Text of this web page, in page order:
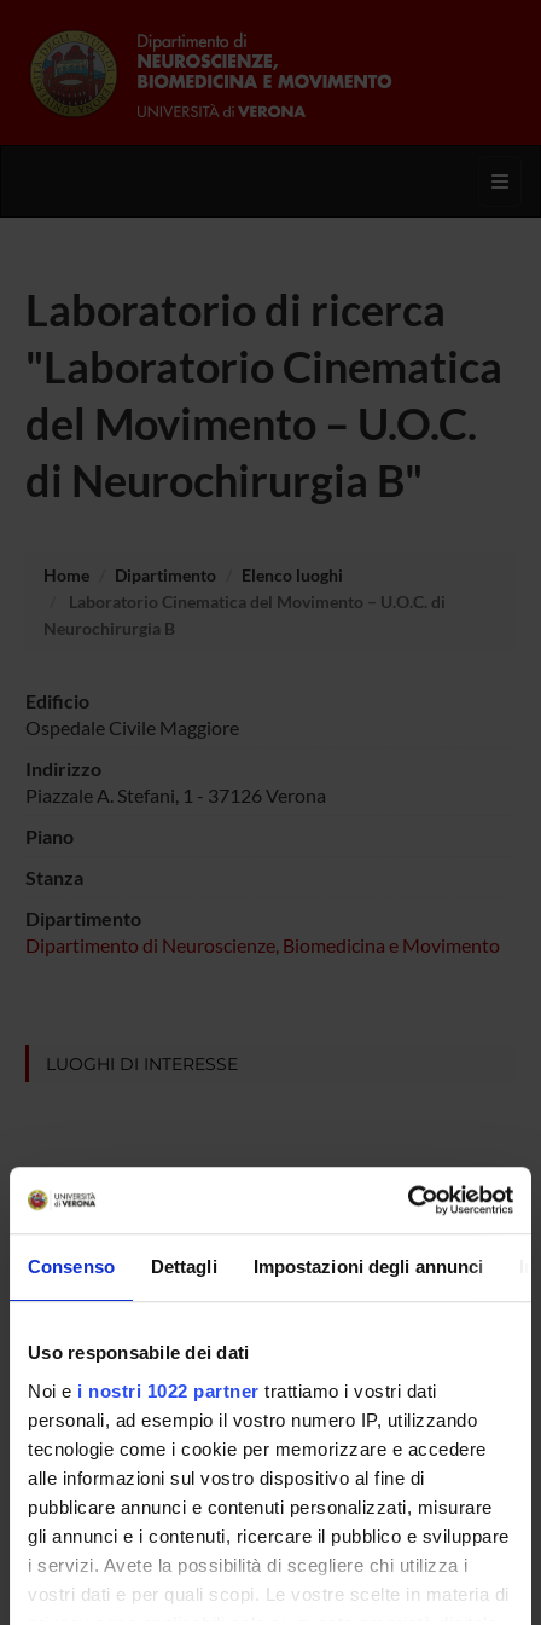
Consenso Dettagli Impostazioni degli annunci
Uso responsabile dei dati
Noi e i nostri 1022 partner trattiamo i vostri dati
personali, ad esempio il vostro numero IP, utilizzando
tecnologie come i cookie per memorizzare e accedere
alle informazioni sul vostro dispositivo al fine di
pubblicare annunci e contenuti personalizzati, misurare
gli annunci e i contenuti, ricercare il pubblico e sviluppare
i servizi. Avete la possibilità di scegliere chi utilizza i
vostri dati e per quali scopi. Le vostre scelte in materia di
Laboratorio di ricerca
"Laboratorio Cinematica
del Movimento – U.O.C.
di Neurochirurgia B"
Home Dipartimento
Elenco luoghi
Laboratorio Cinematica del Movimento – U.O.C. di
Neurochirurgia B
Edificio
Ospedale Civile Maggiore
Indirizzo
Piazzale A. Stefani, 1 - 37126 Verona
Piano
Stanza
Dipartimento
Dipartimento di Neuroscienze, Biomedicina e Movimento
LUOGHI DI INTERESSE
ORGANIZZAZIONE